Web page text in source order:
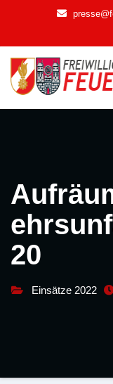
springen
20
Einsätze 2022